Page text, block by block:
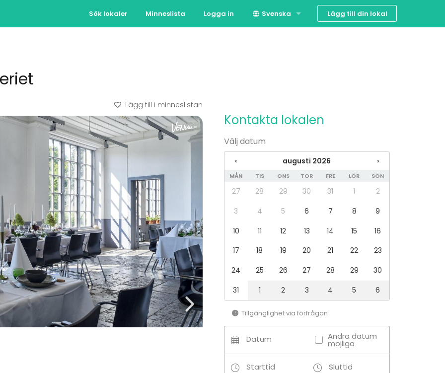
Sök lokaler Minneslista Logga in Svenska Lägg till din lokal
Lägg till i minneslistan
Kontakta lokalen
Välj datum
‹ augusti 2026 ›
MÅN TIS ONS TOR FRE LÖR SÖN
27 28 29 30 31 1
2
3
4 5 6 7 8
9
10
11 12 13 14 15
16
17
18 19 20 21 22
23
24
25 26 27 28 29
30
31
1 2 3 4 5 6
Tillgänglighet via förfrågan
Datum Andra datum
möjliga
Starttid Sluttid